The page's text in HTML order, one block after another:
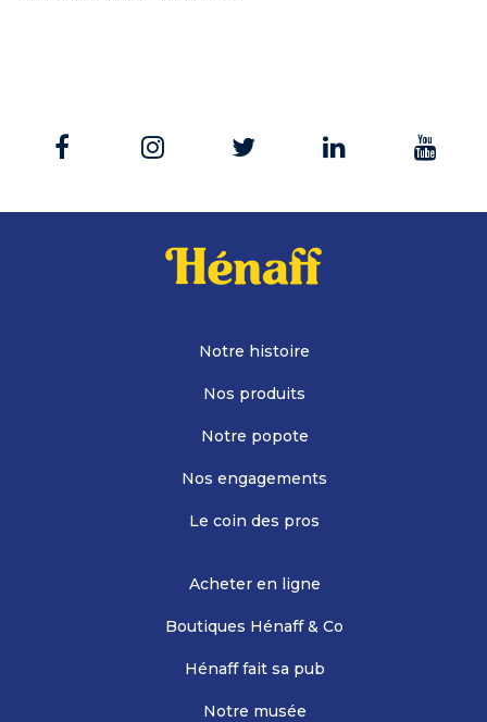
Notre histoire
Nos produits
Notre popote
Nos engagements
Le coin des pros
Acheter en ligne
Boutiques Hénaff & Co
Hénaff fait sa pub
Notre musée